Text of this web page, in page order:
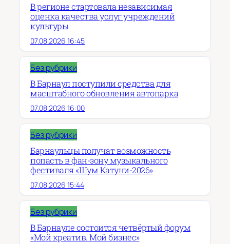
В регионе стартовала независимая
оценка качества услуг учреждений
культуры
07.08.2026 16:45
Без рубрики
В Барнаул поступили средства для
масштабного обновления автопарка
07.08.2026 16:00
Без рубрики
Барнаульцы получат возможность
попасть в фан-зону музыкального
фестиваля «Шум Катуни-2026»
07.08.2026 15:44
Без рубрики
В Барнауле состоится четвёртый форум
«Мой креатив. Мой бизнес»